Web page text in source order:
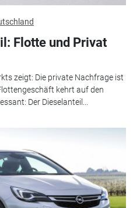
Flotte und Privat
zeigt: Die private Nachfrage ist
kehrt auf den
Der Dieselanteil...